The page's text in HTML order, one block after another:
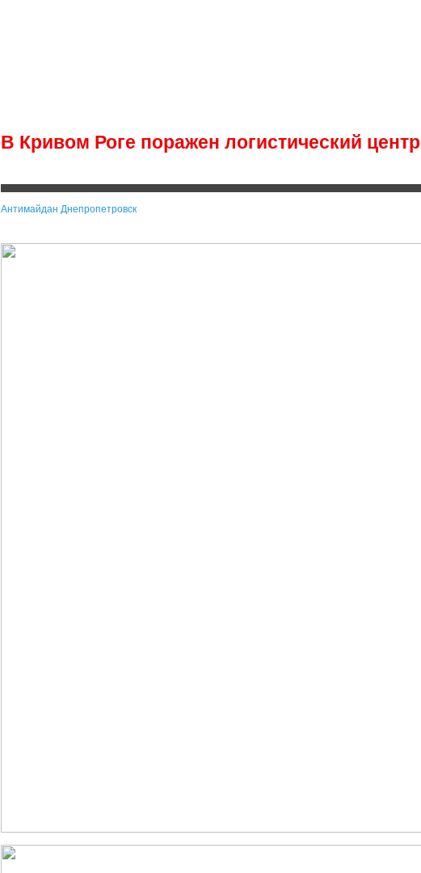
В Кривом Роге поражен логистический центр
Антимайдан Днепропетровск